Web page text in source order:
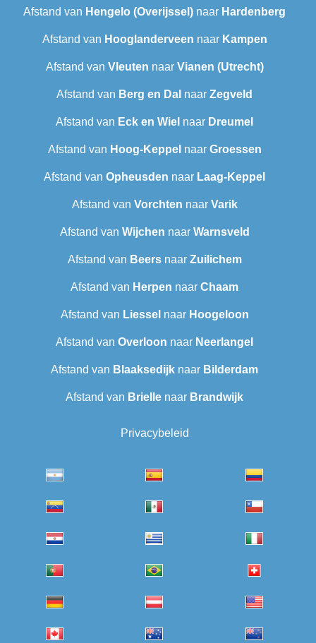
Afstand van Hengelo (Overijssel) naar Hardenberg
Afstand van Hooglanderveen naar Kampen
Afstand van Vleuten naar Vianen (Utrecht)
Afstand van Berg en Dal naar Zegveld
Afstand van Eck en Wiel naar Dreumel
Afstand van Hoog-Keppel naar Groessen
Afstand van Opheusden naar Laag-Keppel
Afstand van Vorchten naar Varik
Afstand van Wijchen naar Warnsveld
Afstand van Beersnaar Zuilichem
Afstand van Herpen naar Chaam
Afstand van Liessel naar Hoogeloon
Afstand van Overloon naar Neerlangel
Afstand van Blaaksedijk naar Bilderdam
Afstand van Brielle naar Brandwijk
Privacybeleid